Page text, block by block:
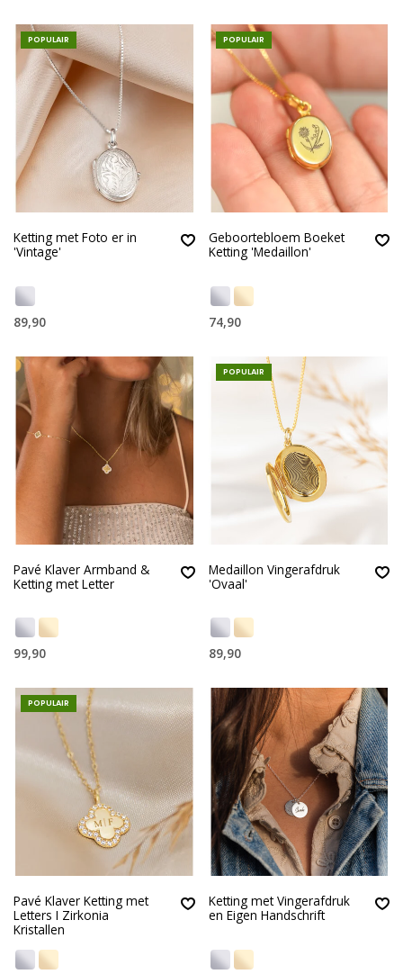
POPULAIR
Ketting met Foto er in
'Vintage'
89,90
POPULAIR
Geboortebloem Boeket
Ketting 'Medaillon'
74,90
Pavé Klaver Armband &
Ketting met Letter
99,90
POPULAIR
Medaillon Vingerafdruk
'Ovaal'
89,90
POPULAIR
Pavé Klaver Ketting met
Letters I Zirkonia
Kristallen
Ketting met Vingerafdruk
en Eigen Handschrift